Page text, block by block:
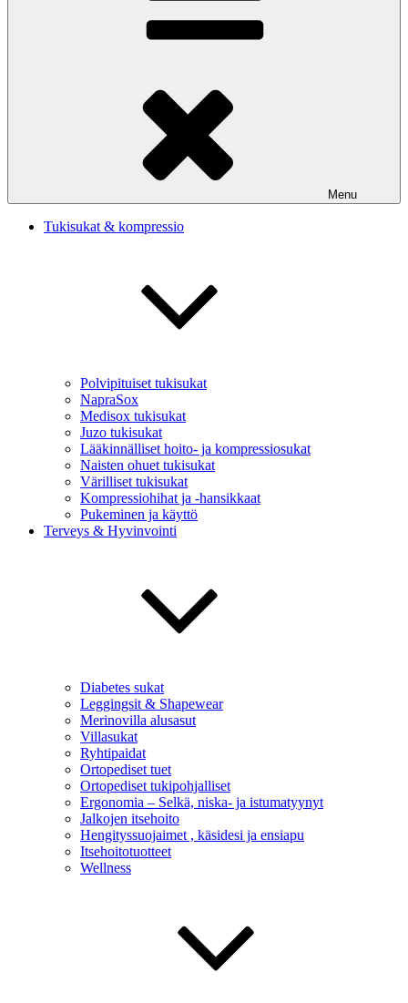
Menu
Tukisukat & kompressio
Polvipituiset tukisukat
NapraSox
Medisox tukisukat
Juzo tukisukat
Lääkinnälliset hoito- ja kompressiosukat
Naisten ohuet tukisukat
Värilliset tukisukat
Kompressiohihat ja -hansikkaat
Pukeminen ja käyttö
Terveys & Hyvinvointi
Diabetes sukat
Leggingsit & Shapewear
Merinovilla alusasut
Villasukat
Ryhtipaidat
Ortopediset tuet
Ortopediset tukipohjalliset
Ergonomia – Selkä, niska- ja istumatyynyt
Jalkojen itsehoito
Hengityssuojaimet , käsidesi ja ensiapu
Itsehoitotuotteet
Wellness